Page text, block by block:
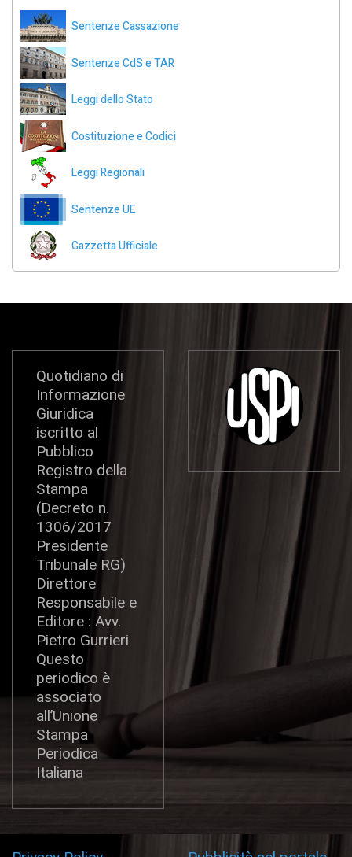
Sentenze Cassazione
Sentenze CdS e TAR
Leggi dello Stato
Costituzione e Codici
Leggi Regionali
Sentenze UE
Gazzetta Ufficiale
Quotidiano di
Informazione
Giuridica
iscritto al
Pubblico
Registro della
Stampa
(Decreto n.
1306/2017
Presidente
Tribunale RG)
Direttore
Responsabile e
Editore : Avv.
Pietro Gurrieri
Questo
periodico è
associato
all’Unione
Stampa
Periodica
Italiana